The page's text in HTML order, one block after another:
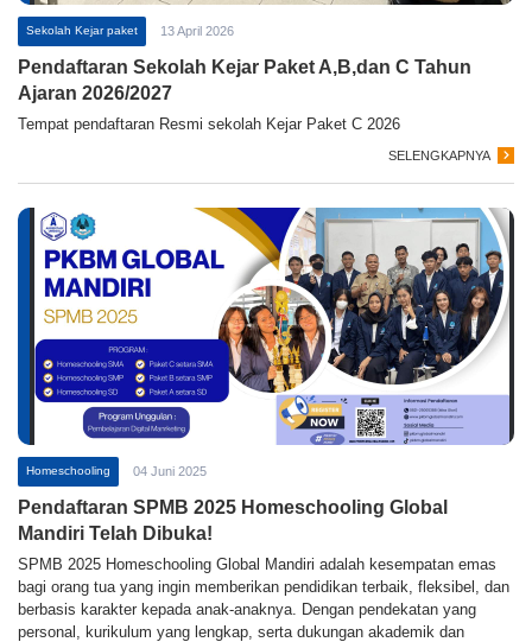
Sekolah Kejar paket 13 April 2026
Pendaftaran Sekolah Kejar Paket A,B,dan C Tahun
Ajaran 2026/2027
Tempat pendaftaran Resmi sekolah Kejar Paket C 2026
SELENGKAPNYA
Homeschooling 04 Juni 2025
Pendaftaran SPMB 2025 Homeschooling Global
Mandiri Telah Dibuka!
SPMB 2025 Homeschooling Global Mandiri adalah kesempatan emas
bagi orang tua yang ingin memberikan pendidikan terbaik, fleksibel, dan
berbasis karakter kepada anak-anaknya. Dengan pendekatan yang
personal, kurikulum yang lengkap, serta dukungan akademik dan